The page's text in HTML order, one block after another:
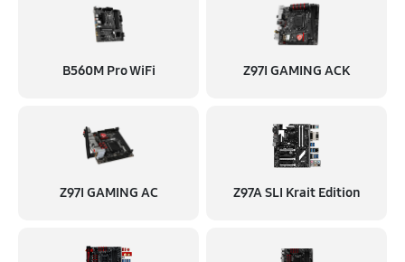
B560M Pro WiFi Z97I GAMING ACK
Z97I GAMING AC Z97A SLI Krait Edition